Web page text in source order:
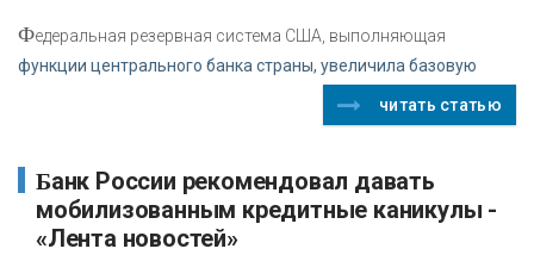
Федеральная резервная система США, выполняющая
функции центрального банка страны, увеличила базовую
читать статью
Банк России рекомендовал давать
мобилизованным кредитные каникулы -
«Лента новостей»